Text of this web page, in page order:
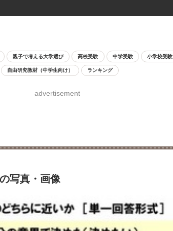
親子で考える大学選び 高校受験 中学受験 小学校受験
自由研究教材（中学生向け） ランキング
advertisement
写真・画像